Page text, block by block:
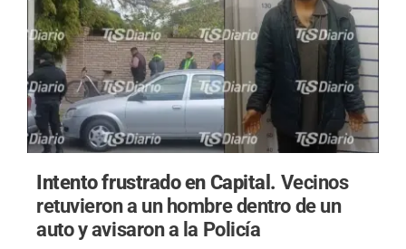
Intento frustrado en Capital. Vecinos
retuvieron a un hombre dentro de un
auto y avisaron a la Policía